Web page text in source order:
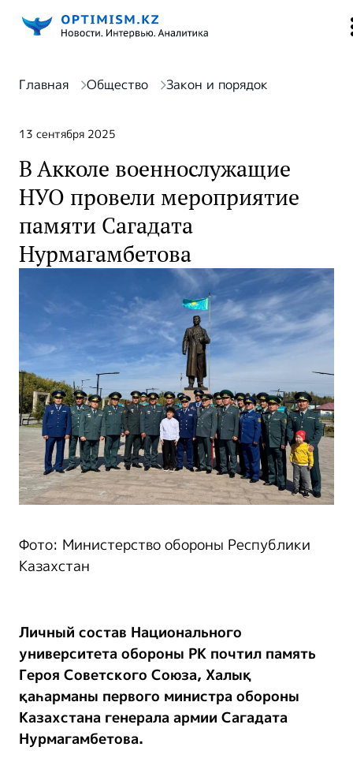
Главная Общество Закон и порядок
13 сентября 2025
В Акколе военнослужащие
НУО провели мероприятие
памяти Сагадата
Нурмагамбетова
Фото: Министерство обороны Республики
Казахстан
Личный состав Национального
университета обороны РК почтил память
Героя Советского Союза, Халық
қаһарманы первого министра обороны
Казахстана генерала армии Сагадата
Нурмагамбетова.